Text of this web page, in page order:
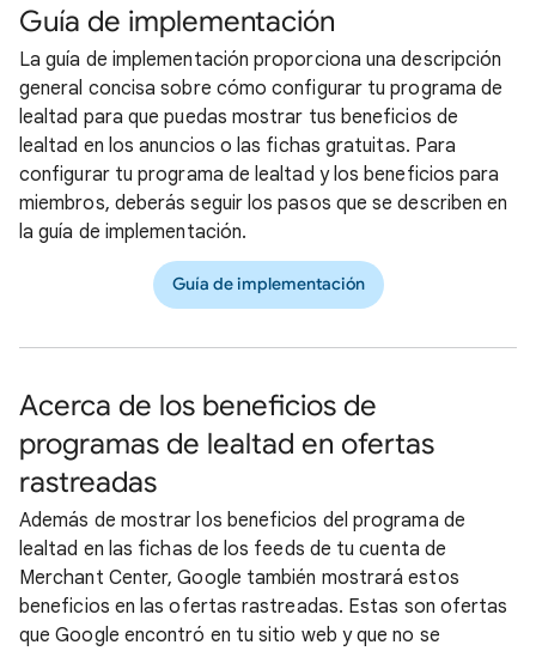
Guía de implementación
La guía de implementación proporciona una descripción
general concisa sobre cómo configurar tu programa de
lealtad para que puedas mostrar tus beneficios de
lealtad en los anuncios o las fichas gratuitas. Para
configurar tu programa de lealtad y los beneficios para
miembros, deberás seguir los pasos que se describen en
la guía de implementación.
Guía de implementación
Acerca de los beneficios de
programas de lealtad en ofertas
rastreadas
Además de mostrar los beneficios del programa de
lealtad en las fichas de los feeds de tu cuenta de
Merchant Center, Google también mostrará estos
beneficios en las ofertas rastreadas. Estas son ofertas
que Google encontró en tu sitio web y que no se